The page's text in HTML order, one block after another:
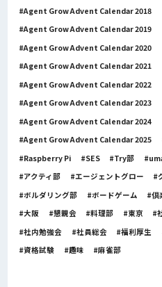
Agent Grow Advent Calendar 2018
Agent Grow Advent Calendar 2019
Agent Grow Advent Calendar 2020
Agent Grow Advent Calendar 2021
Agent Grow Advent Calendar 2022
Agent Grow Advent Calendar 2023
Agent Grow Advent Calendar 2024
Agent Grow Advent Calendar 2025
Raspberry Pi
SES Try部
アクティ部
エージェントグロー
ボルダリング部
ボードゲーム 倶
大阪
懇親会 料理部 東京
社内勉強会
社員総会 福利厚生
資格試験
趣味 麻雀部